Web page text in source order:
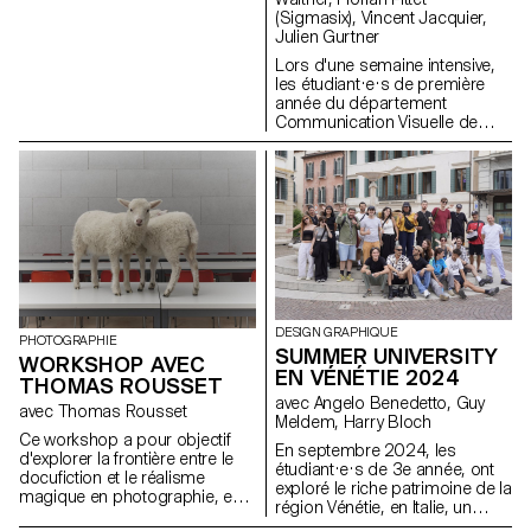
(Sigmasix), Vincent Jacquier,
Julien Gurtner
Lors d'une semaine intensive,
les étudiant·e·s de première
année du département
Communication Visuelle de
l'ECAL ont eu l’opportunité de
créer et produire la première
édition du "ECAL Night Live".
L'objectif était de concevoir une
émission inspirée des formats
télévisés satiriques. Répartis en
équipes pluridisciplinaires,
regroupant des étudiant·e·s du
Bachelor en Design Graphique,
Media & Interaction Design et
Photographie, ils ont collaboré
par équipe pour créer tout le
contenu, les décors et
l'habillage de l'émission,
réalisant ainsi un projet 100%
fait maison en un temps
record. Le thème principal
portait sur l’autodérision,
ciblant les métiers de la
communication visuelle, les
étudiant.e.s et l'institution elle-
PHOTOGRAPHIE
WORKSHOP AVEC
THOMAS ROUSSET
avec Thomas Rousset
Ce workshop a pour objectif
d'explorer la frontière entre le
docufiction et le réalisme
magique en photographie, en
DESIGN GRAPHIQUE
SUMMER UNIVERSITY
EN VÉNÉTIE 2024
avec Angelo Benedetto, Guy
Meldem, Harry Bloch
En septembre 2024, les
étudiant·e·s de 3e année, ont
exploré le riche patrimoine de la
région Vénétie, en Italie, un
territoire à la croisée de